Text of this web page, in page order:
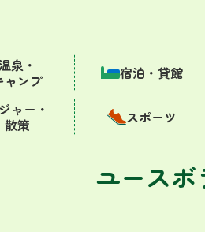
泉・
ャンプ
宿泊・貸館
ャー・
散策
スポーツ
ユースボ